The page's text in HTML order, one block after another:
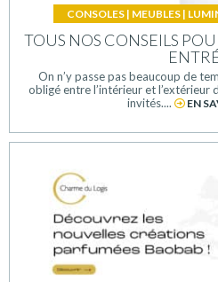
CONSOLES | MEUBLES |
TOUS NOS CONSEILS
On n’y passe pas beaucoup de
obligé entre l’intérieur et
invités....
EN